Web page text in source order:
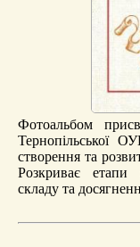
Фотоальбом
Тернопільської
створення та
Розкриває етапи
складу та